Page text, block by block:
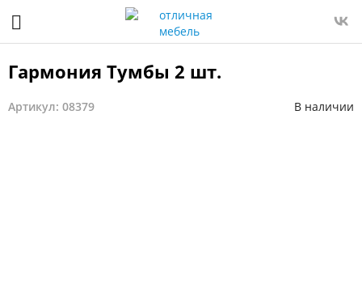
Гармония Тумбы 2 шт.
Артикул: 08379 В наличии